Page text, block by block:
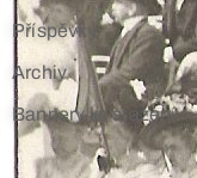
Příspěvky
Archiv
Bannery ke stažení